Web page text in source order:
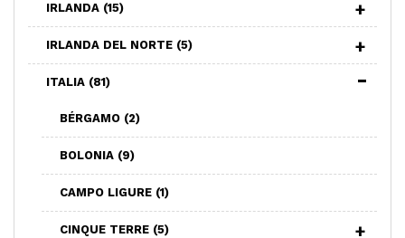
IRLANDA (15)
IRLANDA DEL NORTE (5)
ITALIA (81)
BÉRGAMO (2)
BOLONIA (9)
CAMPO LIGURE (1)
CINQUE TERRE (5)